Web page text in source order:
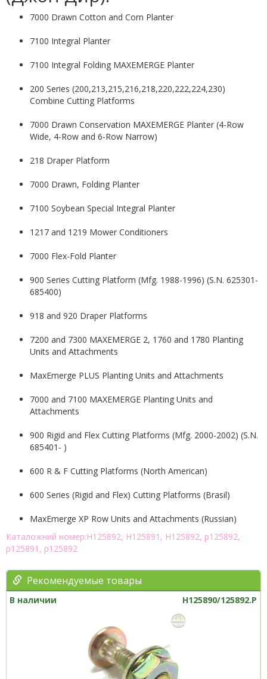
7000 Drawn Cotton and Corn Planter
7100 Integral Planter
7100 Integral Folding MAXEMERGE Planter
200 Series (200,213,215,216,218,220,222,224,230)
Combine Cutting Platforms
7000 Drawn Conservation MAXEMERGE Planter (4-Row
Wide, 4-Row and 6-Row Narrow)
218 Draper Platform
7000 Drawn, Folding Planter
7100 Soybean Special Integral Planter
1217 and 1219 Mower Conditioners
7000 Flex-Fold Planter
900 Series Cutting Platform (Mfg. 1988-1996) (S.N. 625301-
685400)
918 and 920 Draper Platforms
7200 and 7300 MAXEMERGE 2, 1760 and 1780 Planting
Units and Attachments
MaxEmerge PLUS Planting Units and Attachments
7000 and 7100 MAXEMERGE Planting Units and
Attachments
900 Rigid and Flex Cutting Platforms (Mfg. 2000-2002) (S.N.
685401- )
600 R & F Cutting Platforms (North American)
600 Series (Rigid and Flex) Cutting Platforms (Brasil)
MaxEmerge XP Row Units and Attachments (Russian)
Каталожний номер:H125892, H125891, H125892, р125892,
р125891, р125892
Рекомендуемые товары
В наличии H125890/125892.P